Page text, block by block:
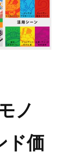
ノ
ド価